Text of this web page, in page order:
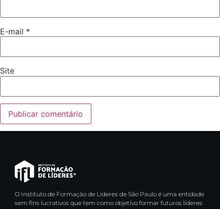
E-mail *
Site
O Instituto de Formação de Líderes de São Paulo é uma entidade
sem fins lucrativos que tem como objetivo formar futuros líderes